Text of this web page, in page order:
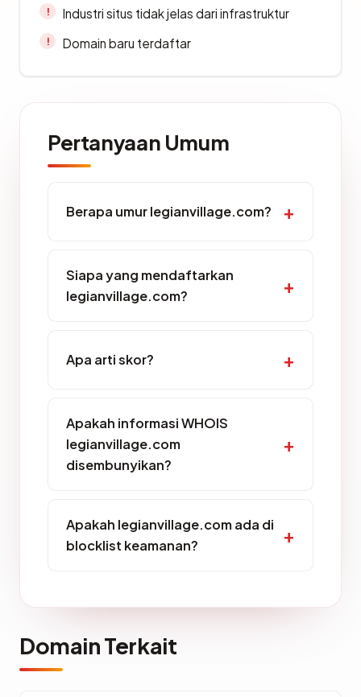
Industri situs tidak jelas dari infrastruktur
Domain baru terdaftar
Pertanyaan Umum
Berapa umur legianvillage.com?
Siapa yang mendaftarkan
legianvillage.com?
Apa arti skor?
Apakah informasi WHOIS
legianvillage.com
disembunyikan?
Apakah legianvillage.com ada di
blocklist keamanan?
Domain Terkait